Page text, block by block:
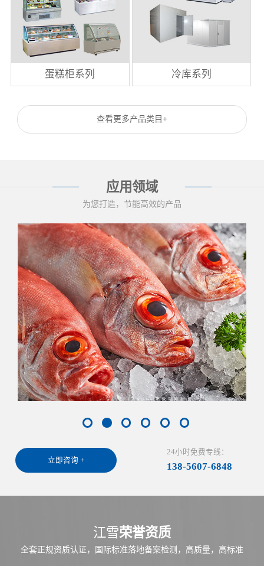
蛋糕柜系列 冷库系列
查看更多产品类目+
应用领域
为您打造，节能高效的产品
立即咨询 +
24小时免费专线：
138-5607-6848
江雪荣誉资质
全套正规资质认证，国际标准落地备案检测，高质量，高标准